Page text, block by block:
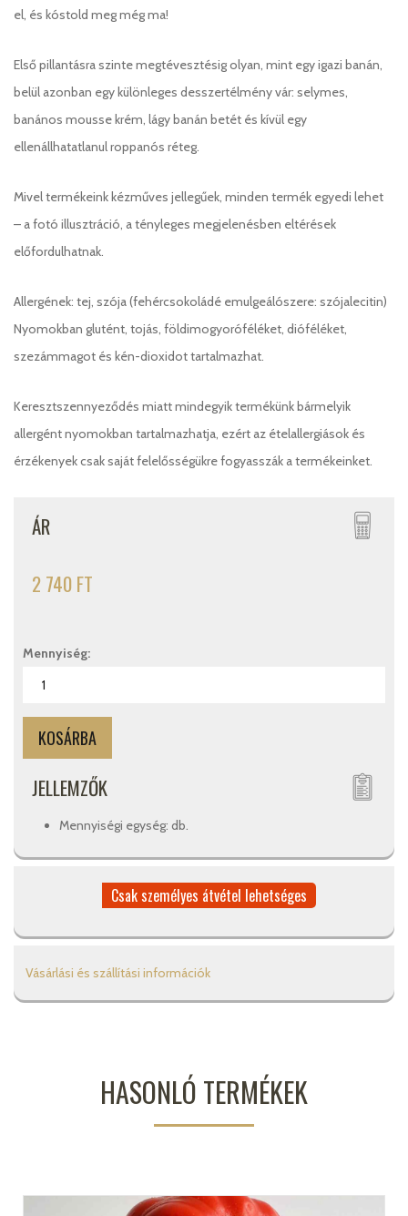
el, és kóstold meg még ma!
Első pillantásra szinte megtévesztésig olyan, mint egy igazi banán,
belül azonban egy különleges desszertélmény vár: selymes,
banános mousse krém, lágy banán betét és kívül egy
ellenállhatatlanul roppanós réteg.
Mivel termékeink kézműves jellegűek, minden termék egyedi lehet
– a fotó illusztráció, a tényleges megjelenésben eltérések
előfordulhatnak.
Allergének: tej, szója (fehércsokoládé emulgeálószere: szójalecitin)
Nyomokban glutént, tojás, földimogyoróféléket, dióféléket,
szezámmagot és kén-dioxidot tartalmazhat.
Keresztszennyeződés miatt mindegyik termékünk bármelyik
allergént nyomokban tartalmazhatja, ezért az ételallergiások és
érzékenyek csak saját felelősségükre fogyasszák a termékeinket.
ÁR
2 740 FT
Mennyiség:
JELLEMZŐK
Mennyiségi egység: db.
Csak személyes átvétel lehetséges
Vásárlási és szállítási információk
HASONLÓ TERMÉKEK